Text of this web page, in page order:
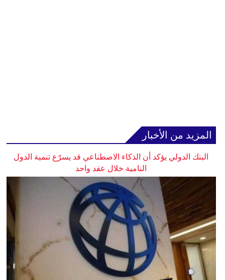
المزيد من الأخبار
البنك الدولي يؤكد أن الذكاء الاصطناعي قد يسرّع تنمية الدول
النامية خلال عقد واحد